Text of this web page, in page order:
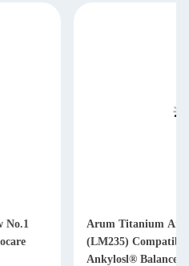
Screw No.18
Dentsply
Base Narrow
SIC®
Implant